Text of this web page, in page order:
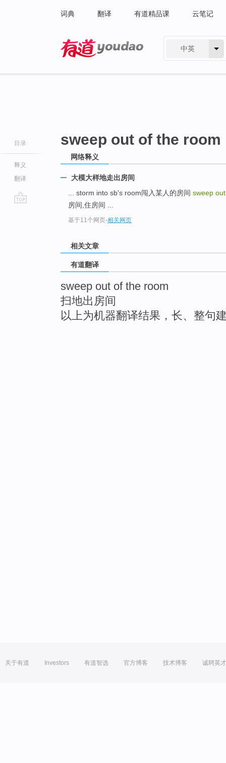
词典 翻译 有道精品课 云笔记
中英
目录
释义
翻译
sweep out of the room
网络释义
大模大样地走出房间
... storm into sb's room闯入某人的房间 sweep
房间,住房间 ...
基于11个网页-相关网页
相关文章
有道翻译
sweep out of the room
扫地出房间
以上为机器翻译结果，长、整句
关于有道 Investors 有道智选 官方博客 技术博客 诚聘英才